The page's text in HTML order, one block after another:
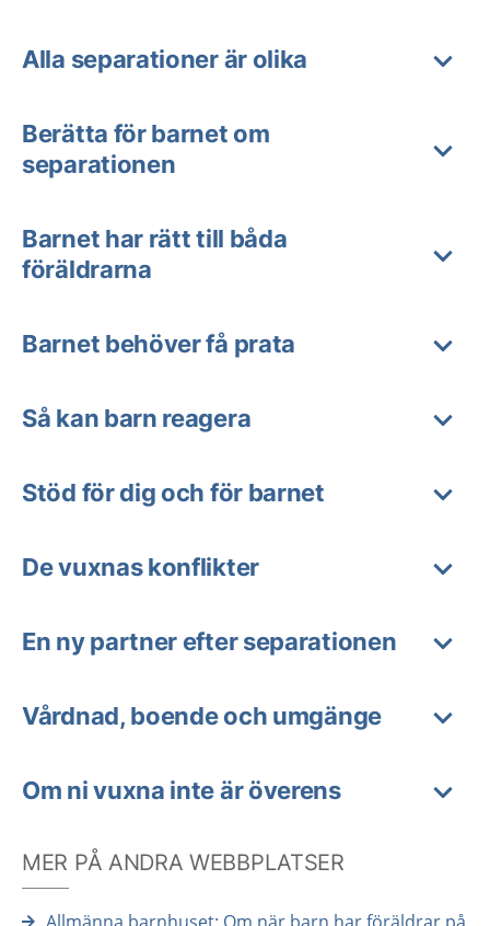
Alla separationer är olika
Berätta för barnet om
separationen
Barnet har rätt till båda
föräldrarna
Barnet behöver få prata
Så kan barn reagera
Stöd för dig och för barnet
De vuxnas konflikter
En ny partner efter separationen
Vårdnad, boende och umgänge
Om ni vuxna inte är överens
MER PÅ ANDRA WEBBPLATSER